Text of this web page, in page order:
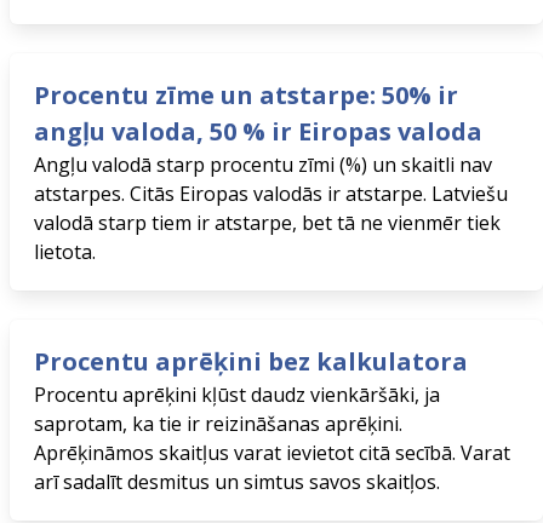
Procentu zīme un atstarpe: 50% ir
angļu valoda, 50 % ir Eiropas valoda
Angļu valodā starp procentu zīmi (%) un skaitli nav
atstarpes. Citās Eiropas valodās ir atstarpe. Latviešu
valodā starp tiem ir atstarpe, bet tā ne vienmēr tiek
lietota.
Procentu aprēķini bez kalkulatora
Procentu aprēķini kļūst daudz vienkāršāki, ja
saprotam, ka tie ir reizināšanas aprēķini.
Aprēķināmos skaitļus varat ievietot citā secībā. Varat
arī sadalīt desmitus un simtus savos skaitļos.